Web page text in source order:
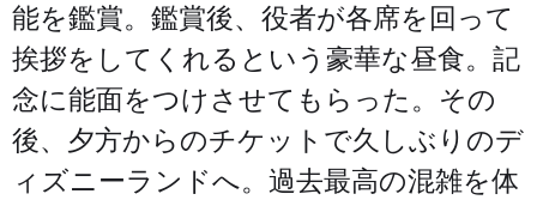
能を鑑賞。鑑賞後、役者が各席を回って
挨拶をしてくれるという豪華な昼食。記
念に能面をつけさせてもらった。その
後、夕方からのチケットで久しぶりのデ
ィズニーランドへ。過去最高の混雑を体